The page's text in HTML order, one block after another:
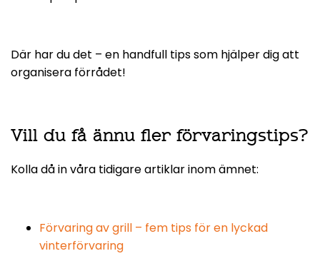
Där har du det – en handfull tips som hjälper dig att
organisera förrådet!
Vill du få ännu fler förvaringstips?
Kolla då in våra tidigare artiklar inom ämnet:
Förvaring av grill – fem tips för en lyckad
vinterförvaring